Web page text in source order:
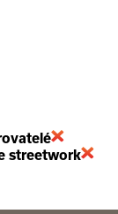
streetwork